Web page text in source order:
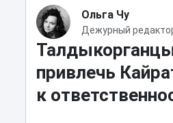
Ольга Чу
Дежурный
привлечь
к